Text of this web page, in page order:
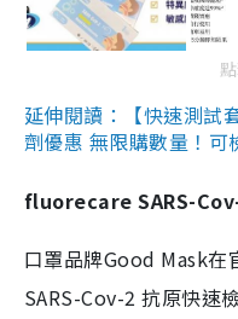
延伸閱讀：【快速測試
劑優惠 無限購數量！
fluorecare SARS-
口罩品牌Good Mask
SARS-Cov-2 抗原快速